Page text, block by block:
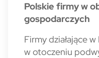
Polskie firmy w
gospodarczych
Firmy działające
w otoczeniu